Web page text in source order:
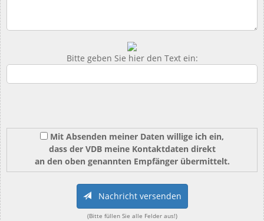
Bitte geben Sie hier den Text ein:
Mit Absenden meiner Daten willige ich ein,
dass der VDB meine Kontaktdaten direkt
an den oben genannten Empfänger übermittelt.
Nachricht versenden
(Bitte füllen Sie alle Felder aus!)